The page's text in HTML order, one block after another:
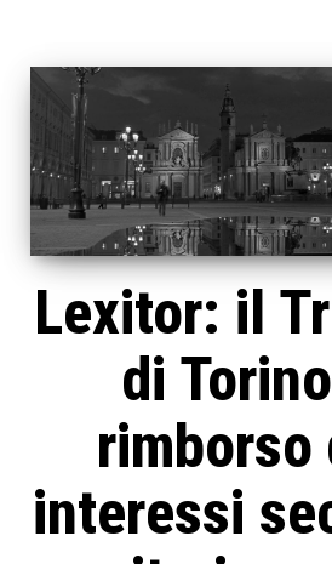
Lexitor: il
di
rimborso
interessi